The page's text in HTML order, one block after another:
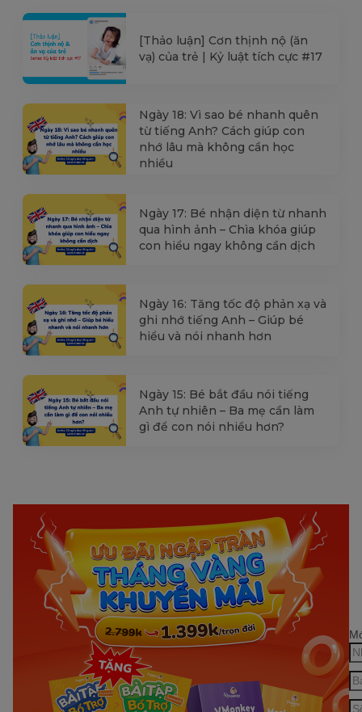
[Thảo luận] Cơn thịnh nộ (ăn
vạ) của trẻ | Kỷ luật tích cực #17
Ngày 18: Vì sao bé nhanh quên
từ tiếng Anh? Cách giúp con
nhớ lâu mà không cần học
nhiều
Ngày 17: Bé nhận diện từ nhanh
qua hình ảnh – Chìa khóa giúp
con hiểu ngay không cần dịch
Ngày 16: Tăng tốc độ phản xạ và
ghi nhớ tiếng Anh – Giúp bé
hiểu và nói nhanh hơn
Ngày 15: Bé bắt đầu nói tiếng
Anh tự nhiên – Ba mẹ cần làm
gì để con nói nhiều hơn?